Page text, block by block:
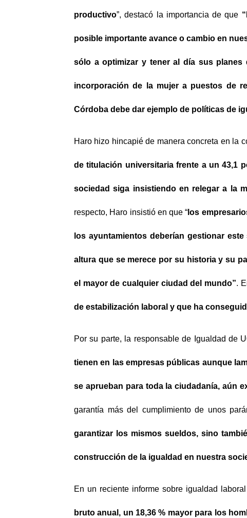
productivo”, destacó la importancia de que
posible importante avance o cambio en
sólo a optimizar y tener al día sus
incorporación de la mujer a puestos de
Córdoba debe dar ejemplo de políticas de
Haro hizo hincapié de manera concreta en la
de titulación universitaria frente a un 43,1
sociedad siga insistiendo en relegar a la
respecto, Haro insistió en que “ los
los ayuntamientos deberían gestionar
altura que se merece por su historia y su
el mayor de cualquier ciudad del mundo”.
de estabilización laboral y que ha
Por su parte, la responsable de Igualdad de
tienen en las empresas públicas aunque
se aprueban para toda la ciudadanía, aún
garantía más del cumplimiento de unos
garantizar los mismos sueldos, sino
construcción de la igualdad en nuestra
En un reciente informe sobre igualdad
bruto anual, un 18,36 % mayor para los